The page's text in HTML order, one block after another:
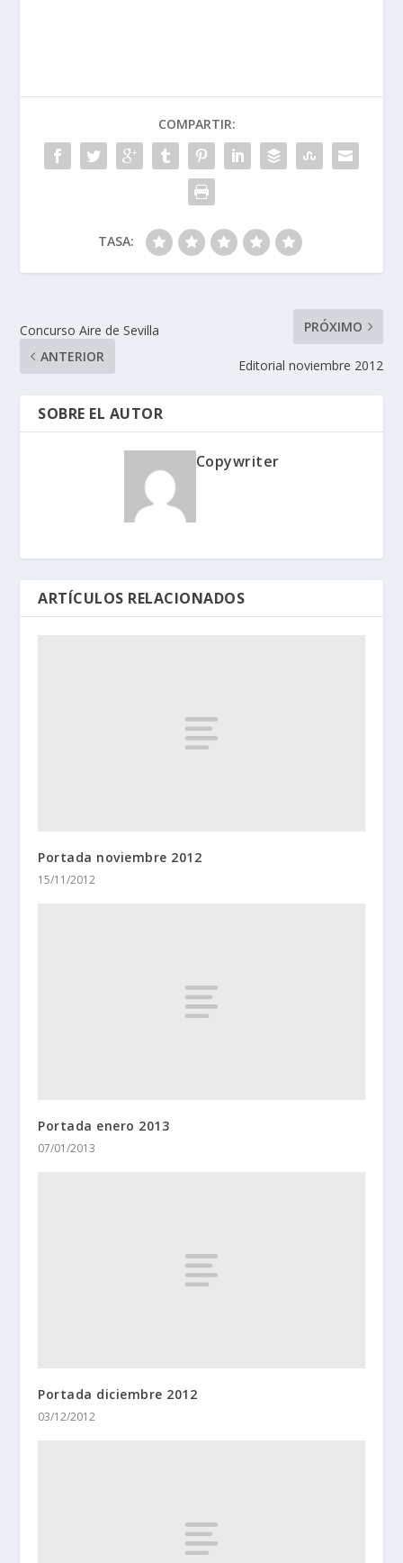
COMPARTIR:
TASA:
Concurso Aire de Sevilla
ANTERIOR
PRÓXIMO
Editorial noviembre 2012
SOBRE EL AUTOR
Copywriter
ARTÍCULOS RELACIONADOS
Portada noviembre 2012
15/11/2012
Portada enero 2013
07/01/2013
Portada diciembre 2012
03/12/2012